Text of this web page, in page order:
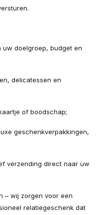
uw doelgroep, budget en
delicatessen en
of boodschap;
geschenkverpakkingen,
verzending direct naar uw
– wij zorgen voor een
relatiegeschenk dat